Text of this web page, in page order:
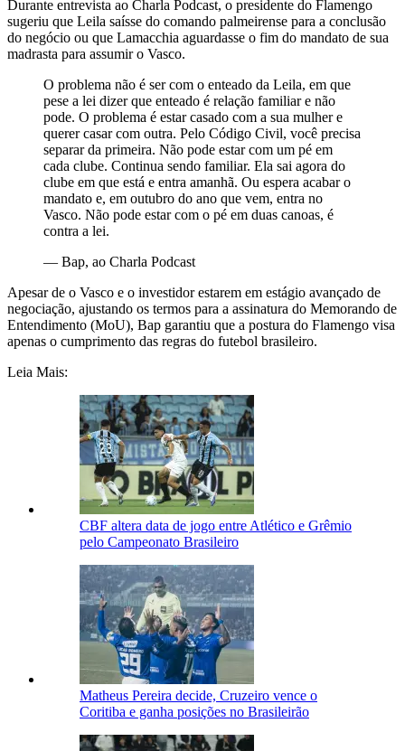
Durante entrevista ao Charla Podcast, o presidente do Flamengo
sugeriu que Leila saísse do comando palmeirense para a conclusão
do negócio ou que Lamacchia aguardasse o fim do mandato de sua
madrasta para assumir o Vasco.
O problema não é ser com o enteado da Leila, em que
pese a lei dizer que enteado é relação familiar e não
pode. O problema é estar casado com a sua mulher e
querer casar com outra. Pelo Código Civil, você precisa
separar da primeira. Não pode estar com um pé em
cada clube. Continua sendo familiar. Ela sai agora do
clube em que está e entra amanhã. Ou espera acabar o
mandato e, em outubro do ano que vem, entra no
Vasco. Não pode estar com o pé em duas canoas, é
contra a lei.
— Bap, ao Charla Podcast
Apesar de o Vasco e o investidor estarem em estágio avançado de
negociação, ajustando os termos para a assinatura do Memorando de
Entendimento (MoU), Bap garantiu que a postura do Flamengo visa
apenas o cumprimento das regras do futebol brasileiro.
Leia Mais:
CBF altera data de jogo entre Atlético e Grêmio
pelo Campeonato Brasileiro
Matheus Pereira decide, Cruzeiro vence o
Coritiba e ganha posições no Brasileirão